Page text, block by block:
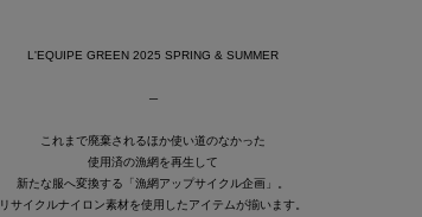
L'EQUIPE GREEN 2025 SPRING & SUMMER
─
これまで廃棄されるほか使い道のなかった
使用済の漁網を再生して
新たな服へ変換する「漁網アップサイクル企画」。
リサイクルナイロン素材を使用したアイテムが揃います。